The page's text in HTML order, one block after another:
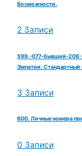
Возможности.
2 Записи
599.-077-бывший-208-
Эмпатии.
3 Записи
600. Личные номера
0 Записи